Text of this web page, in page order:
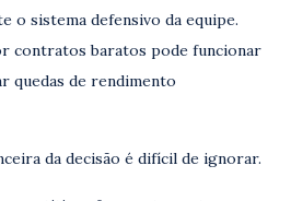
o sistema defensivo da equipe.
contratos baratos pode funcionar
quedas de rendimento
da decisão é difícil de ignorar.